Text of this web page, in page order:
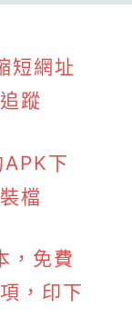
短網址
蹤
下
檔
，免費
，印下